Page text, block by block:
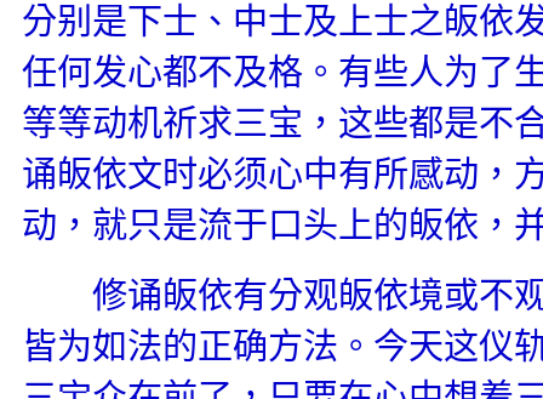
分别是下士、中士及上士之皈依
任何发心都不及格。有些人为了
等等动机祈求三宝，这些都是不
诵皈依文时必须心中有所感动，
动，就只是流于口头上的皈依，
修诵皈依有分观皈依境或不观
皆为如法的正确方法。今天这仪